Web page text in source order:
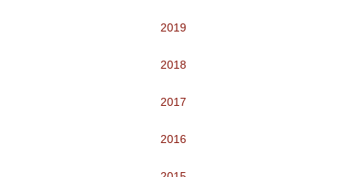
2019
2018
2017
2016